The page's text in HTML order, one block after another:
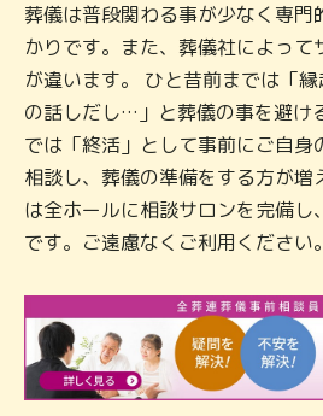
葬儀は普段関わる事が少なく専門
かりです。また、葬儀社によっ
が違います。 ひと昔前までは「
の話しだし…」と葬儀の事を避け
では「終活」として事前にご自身
相談し、葬儀の準備をする方が増
は全ホールに相談サロンを完備し
です。ご遠慮なくご利用ください。